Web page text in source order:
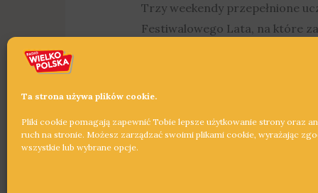
Ta strona używa plików cookie.
Pliki cookie pomagają zapewnić Tobie lepsze użytkowanie strony oraz
ruch na stronie. Możesz zarządzać swoimi plikami cookie, wyrażając
wszystkie lub wybrane opcje.
Trzy weekendy przepełnione
Festiwalowego Lata, na które